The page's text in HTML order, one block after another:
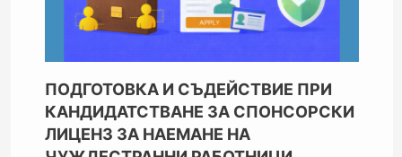
ПОДГОТОВКА И СЪДЕЙСТВИЕ ПРИ
КАНДИДАТСТВАНЕ ЗА СПОНСОРСКИ
ЛИЦЕНЗ ЗА НАЕМАНЕ НА